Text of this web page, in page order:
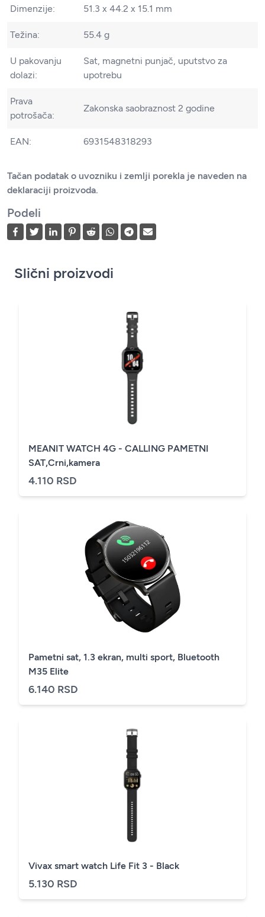
Dimenzije: 51.3 x 44.2 x 15.1 mm
Težina: 55.4 g
U pakovanju
dolazi:
Sat, magnetni punjač, uputstvo za
upotrebu
Prava
potrošača:
Zakonska saobraznost 2 godine
EAN: 6931548318293
Tačan podatak o uvozniku i zemlji porekla je naveden na
deklaraciji proizvoda.
Podeli
Slični proizvodi
MEANIT WATCH 4G - CALLING PAMETNI
SAT,Crni,kamera
4.110 RSD
Pametni sat, 1.3 ekran, multi sport, Bluetooth
M35 Elite
6.140 RSD
Vivax smart watch Life Fit 3 - Black
5.130 RSD